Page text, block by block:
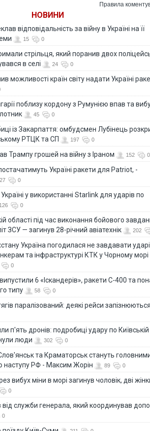
Правила
НОВИНИ
відповідальність за війну в Україні на її
15 0
стрільця, який поранив двох
в селі
24 0
можливості країн світу надати Україні
поблизу кордону з Румунією впав та
45 0
із Закарпаття: омбудсмен Лубінець
РТЦК та СП
197 0
Трампу грошей на війну з Іраном 152 0
Україні ракети для Patriot, -
0
у використанні Starlink для ударів по
126 0
області під час виконання бойового
ЗСУ — загинув 28-річний авіатехнік
202
Україна погодилася не завдавати
та інфраструктурі КТК у Чорному
0
6 «Іскандерів», ракети С-400 та
типу
58 0
паралізований: деякі рейси запізнюються
п'ять дронів: подробиці удару по Київській
люди
302 0
та Краматорськ стануть
наступу РФ - Максим Жорін
89 0
вибух міни в морі загинув чоловік, дві
0
від служби генерала, який координував
0